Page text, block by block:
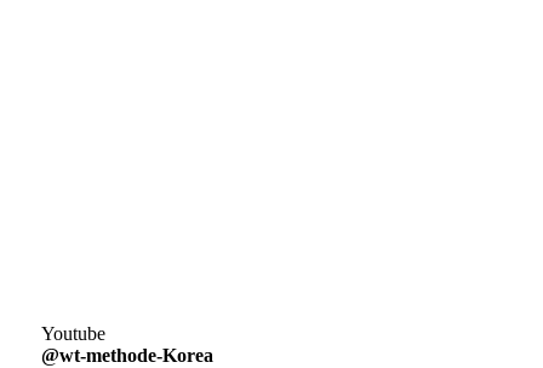
Youtube
@wt-methode-Korea